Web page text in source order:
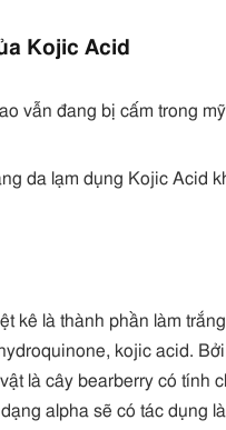
Kojic Acid
vẫn đang bị cấm trong
da lạm dụng Kojic Acid
kê là thành phần làm
kojic acid.
là cây bearberry có tính
alpha sẽ có tác dụng